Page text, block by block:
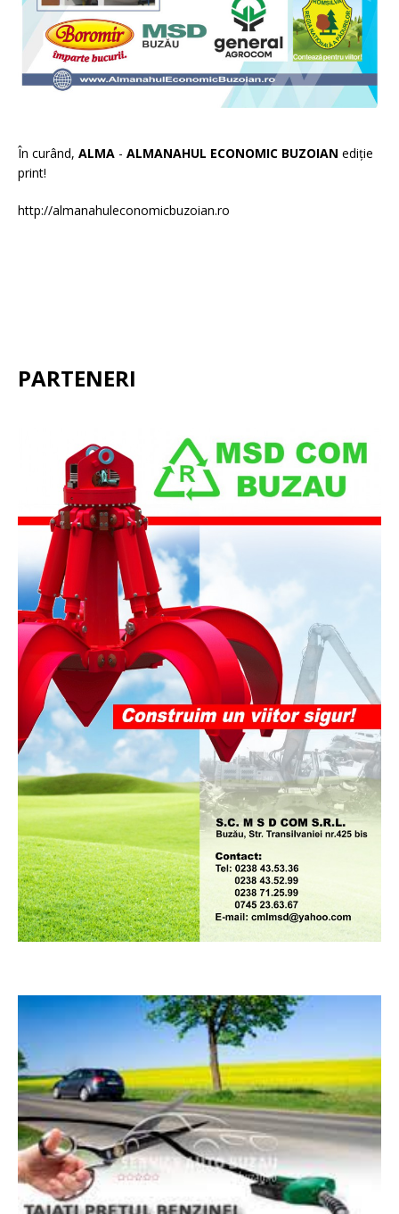
În curând, ALMA - ALMANAHUL ECONOMIC BUZOIAN ediție
print!
http://almanahuleconomicbuzoian.ro
PARTENERI